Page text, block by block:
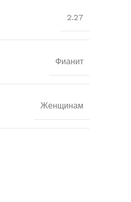
2.27
Фианит
Женщинам